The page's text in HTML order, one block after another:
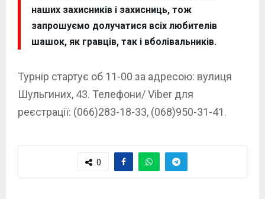
наших захисників і захисниць, тож
запрошуємо долучатися всіх любителів
шашок, як гравців, так і вболівальників.
Турнір стартує об 11-00 за адресою: вулиця
Шульгиних, 43. Телефони/ Viber для
реєстрації: (066)283-18-33, (068)950-31-41.
0